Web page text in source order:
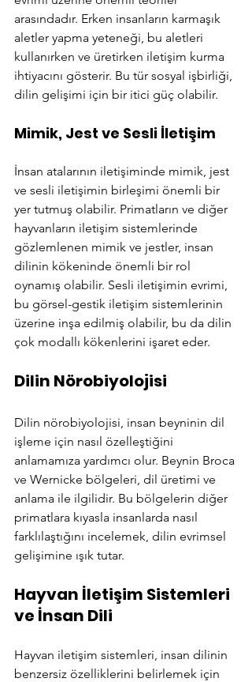
arasındadır. Erken insanların karmaşık
aletler yapma yeteneği, bu aletleri
kullanırken ve üretirken iletişim kurma
ihtiyacını gösterir. Bu tür sosyal işbirliği,
dilin gelişimi için bir itici güç olabilir.
Mimik, Jest ve Sesli İletişim
İnsan atalarının iletişiminde mimik, jest
ve sesli iletişimin birleşimi önemli bir
yer tutmuş olabilir. Primatların ve diğer
hayvanların iletişim sistemlerinde
gözlemlenen mimik ve jestler, insan
dilinin kökeninde önemli bir rol
oynamış olabilir. Sesli iletişimin evrimi,
bu görsel-gestik iletişim sistemlerinin
üzerine inşa edilmiş olabilir, bu da dilin
çok modallı kökenlerini işaret eder.
Dilin Nörobiyolojisi
Dilin nörobiyolojisi, insan beyninin dil
işleme için nasıl özelleştiğini
anlamamıza yardımcı olur. Beynin Broca
ve Wernicke bölgeleri, dil üretimi ve
anlama ile ilgilidir. Bu bölgelerin diğer
primatlara kıyasla insanlarda nasıl
farklılaştığını incelemek, dilin evrimsel
gelişimine ışık tutar.
Hayvan İletişim Sistemleri
ve İnsan Dili
Hayvan iletişim sistemleri, insan dilinin
benzersiz özelliklerini belirlemek için